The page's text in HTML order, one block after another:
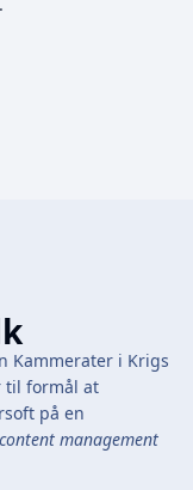
Kammerater i Krigs
til formål at
på en
content management